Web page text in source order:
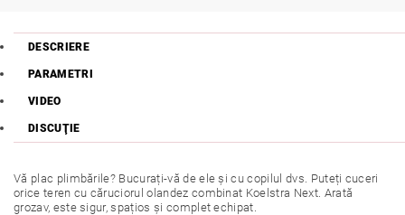
DESCRIERE
PARAMETRI
VIDEO
DISCUŢIE
Vă plac plimbările? Bucurați-vă de ele și cu copilul dvs. Puteți cuceri
orice teren cu căruciorul olandez combinat Koelstra Next. Arată
grozav, este sigur, spațios și complet echipat.